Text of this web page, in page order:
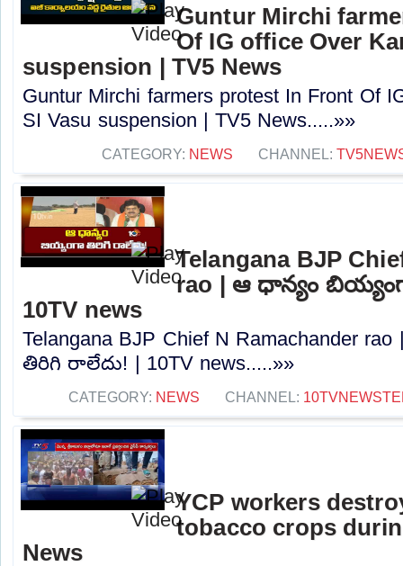
Guntur Mirchi
Of IG office Over
suspension | TV5 News
Guntur Mirchi farmers protest In Front Of
SI Vasu suspension | TV5 News.....»»
CATEGORY: NEWS CHANNEL:
Telangana BJP
rao | ఆ ధాన్యం
10TV news
Telangana BJP Chief N Ramachander
తిరిగి రాలేదు! | 10TV news.....»»
CATEGORY: NEWS CHANNEL:
YCP workers
tobacco crops
News